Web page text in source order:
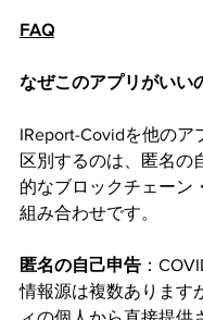
FAQ
なぜこのアプリがいい
IReport-Covidを他のア
区別するのは、匿名の
的なブロックチェーン
組み合わせです。
匿名の自己申告 ：
情報源は複数あります